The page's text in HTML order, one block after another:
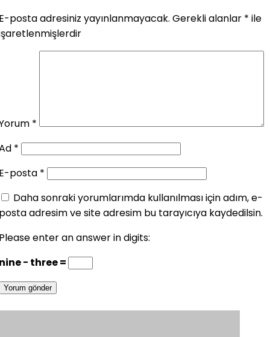
posta adresiniz yayınlanmayacak. Gerekli alanlar * ile
*
*
posta *
Daha sonraki yorumlarımda kullanılması için adım, e-
adresim ve site adresim bu tarayıcıya kaydedilsin.
enter an answer in digits:
− three =